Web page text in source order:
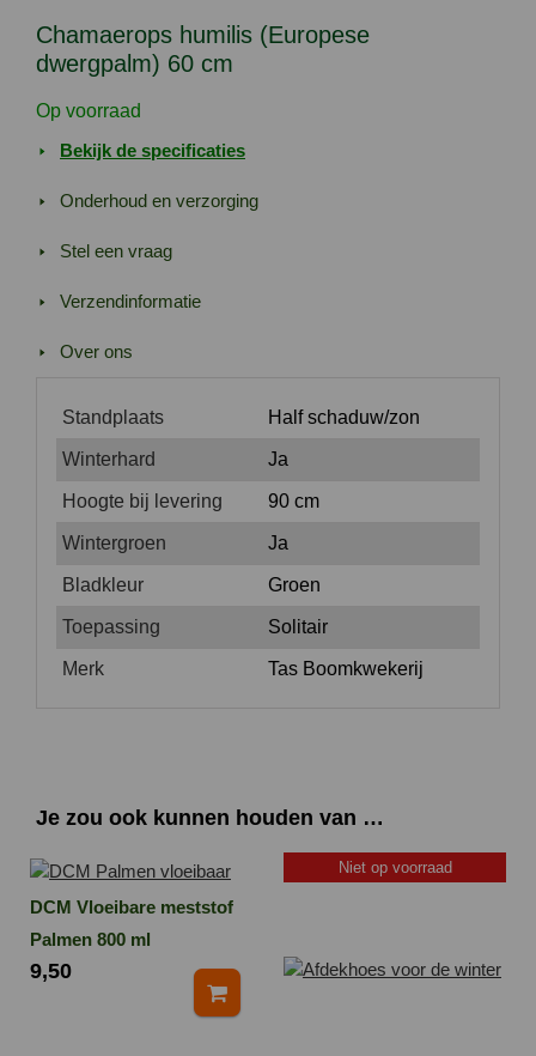
Chamaerops humilis (Europese
dwergpalm) 60 cm
Op voorraad
Bekijk de specificaties
Onderhoud en verzorging
Stel een vraag
Verzendinformatie
Over ons
Standplaats Half schaduw/zon
Winterhard Ja
Hoogte bij levering 90 cm
Wintergroen Ja
Bladkleur Groen
Toepassing Solitair
Merk Tas Boomkwekerij
Je zou ook kunnen houden van …
DCM Vloeibare meststof
Palmen 800 ml
9,50
Niet op voorraad